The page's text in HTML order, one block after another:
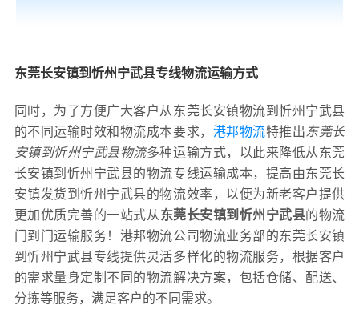
东莞长安镇到忻州宁武县专线物流运输方式
同时，为了方便广大客户从东莞长安镇物流到忻州宁武县
的不同运输时效和物流成本要求， 港邦物流特推出东莞长
安镇到忻州宁武县物流多种运输方式，以此来降低从东莞
长安镇到忻州宁武县的物流专线运输成本，提高由东莞长
安镇发货到忻州宁武县的物流效率，以便为新老客户提供
更加优质完善的一站式从 东莞长安镇到忻州宁武县的物流
门到门运输服务！港邦物流公司物流业务部的东莞长安镇
到忻州宁武县专线提供灵活多样化的物流服务，根据客户
的需求量身定制不同的物流解决方案，包括仓储、配送、
分拣等服务，满足客户的不同需求。